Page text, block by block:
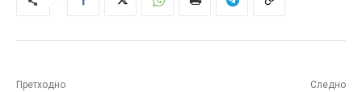
Претходно Следно